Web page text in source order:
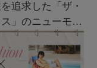
トケース
追求した「ザ・
ス」のニューモダ
ック